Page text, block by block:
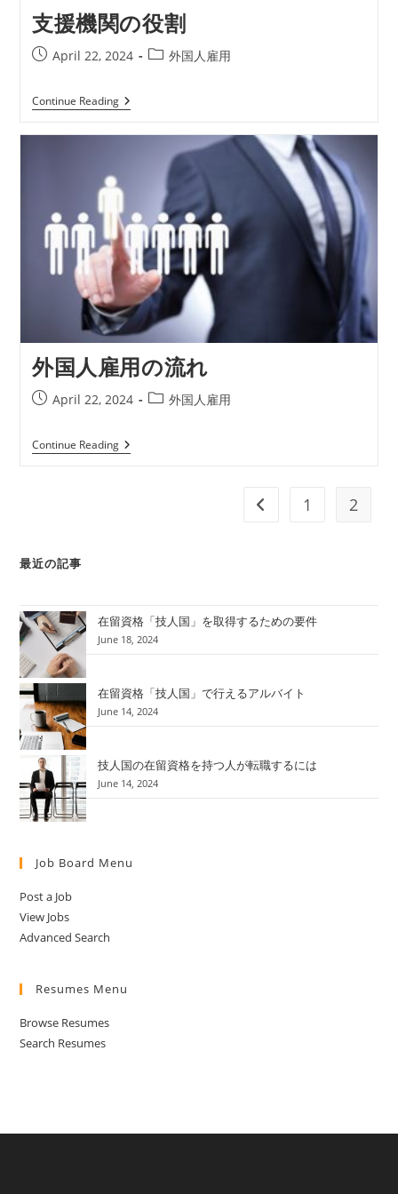
支援機関の役割
April 22, 2024 外国人雇用
Continue Reading
外国人雇用の流れ
April 22, 2024 外国人雇用
Continue Reading
1 2
最近の記事
在留資格「技人国」を取得するための要件
June 18, 2024
在留資格「技人国」で行えるアルバイト
June 14, 2024
技人国の在留資格を持つ人が転職するには
June 14, 2024
Job Board Menu
Post a Job
View Jobs
Advanced Search
Resumes Menu
Browse Resumes
Search Resumes